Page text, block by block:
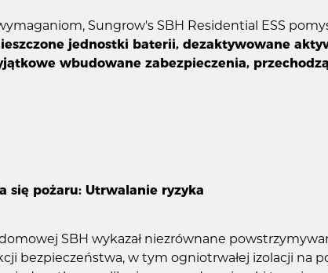
Sungrow's SBH Residential ESS
jednostki baterii, dezaktywowane
wbudowane zabezpieczenia,
się pożaru: Utrwalanie ryzyka
SBH wykazał niezrównane
bezpieczeństwa, w tym ogniotrwałej izolacji